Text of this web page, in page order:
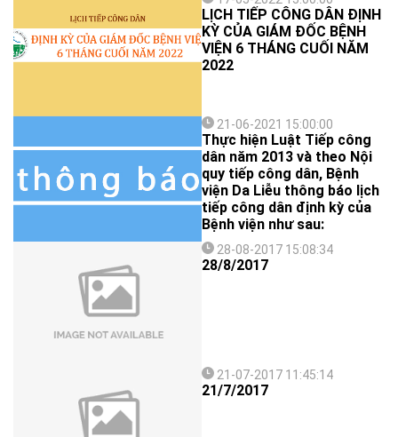
LỊCH TIẾP CÔNG DÂN ĐỊNH
KỲ CỦA GIÁM ĐỐC BỆNH
VIỆN 6 THÁNG CUỐI NĂM
2022
21-06-2021 15:00:00
Thực hiện Luật Tiếp công
dân năm 2013 và theo Nội
quy tiếp công dân, Bệnh
viện Da Liễu thông báo lịch
tiếp công dân định kỳ của
Bệnh viện như sau:
28-08-2017 15:08:34
28/8/2017
21-07-2017 11:45:14
21/7/2017